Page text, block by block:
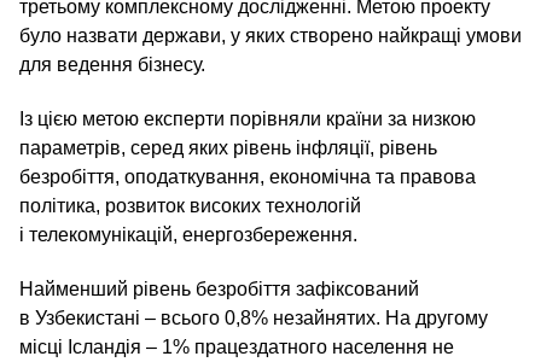
третьому комплексному дослідженні. Метою проекту
було назвати держави, у яких створено найкращі умови
для ведення бізнесу.
Із цією метою експерти порівняли країни за низкою
параметрів, серед яких рівень інфляції, рівень
безробіття, оподаткування, економічна та правова
політика, розвиток високих технологій
і телекомунікацій, енергозбереження.
Найменший рівень безробіття зафіксований
в Узбекистані – всього 0,8% незайнятих. На другому
місці Ісландія – 1% працездатного населення не